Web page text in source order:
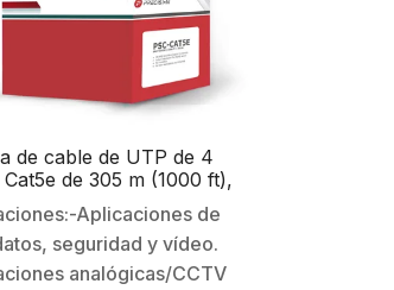
de cable de UTP de 4
de 305 m (1000 ft),
Cobre, PVC ROHS, Color
AWG, Uso en Interior,
de Voz, Datos y
Aplicaciones de
seguridad y vídeo.
analógicas/CCTV